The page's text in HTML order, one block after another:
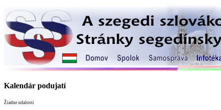
Kalendár podujatí
Žiadne udalosti